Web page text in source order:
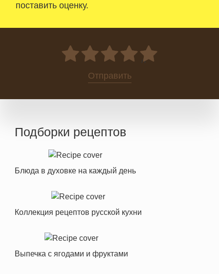
поставить оценку.
0
Отправить
Подборки рецептов
Блюда в духовке на каждый день
Коллекция рецептов русской кухни
Выпечка с ягодами и фруктами